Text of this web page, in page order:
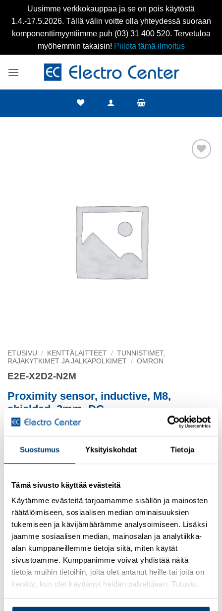
Suostumus Yksityiskohdat Tietoja
Tämä sivusto käyttää evästeitä
Käytämme evästeitä tarjoamamme sisällön ja mainosten
räätälöimiseen, sosiaalisen median ominaisuuksien
tukemiseen ja kävijämäärämme analysoimiseen. Lisäksi
jaamme sosiaalisen median, mainosalan ja analytiikka-
alan kumppaneillemme tietoja siitä, miten käytät
sivustoamme. Kumppanimme voivat yhdistää näitä
tietoja muihin tietoihin, joita olet antanut heille tai joita on
kerätty, kun olet käyttänyt heidän palvelujaan. Tutustu
Uusimme verkkokauppaa ja se on pois käytöstä
1.4.-17.5.2026. Tällä välin voitte olla yhteydessä suoraan
komponenttimyyntiimme puh (03) 31 400 520. Tervetuloa
myöhemmin takaisin! Piilota tämä ilmoitus
ETUSIVU / KENTTÄLAITTEET / TUNNISTIMET,
RAJAKYTKIMET JA JALKAPOLKIMET / OMRON
E2E-X2D2-N2M
Proximity sensor, inductive, M8,
shielded, 2mm, DC
Kirjaudu sisään nähdäksesi hinnat ja käyttääksesi
verkkokauppaa
Osastot:Omron , Uudet tuotteet
TUTUSTU MYÖS